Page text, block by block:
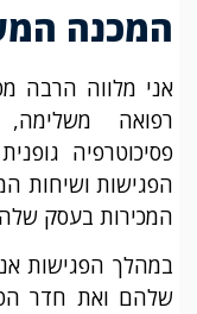
המכנה
אני מלווה הרבה
רפואה משלימה,
פסיכוטרפיה
הפגישות ושיחות
המכירות בעסק
במהלך הפגישות
שלהם ואת חדר